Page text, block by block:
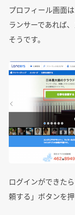
プロフィール画面は
ランサーであれば
そうです。
ログインができた
頼する」ボタンを押